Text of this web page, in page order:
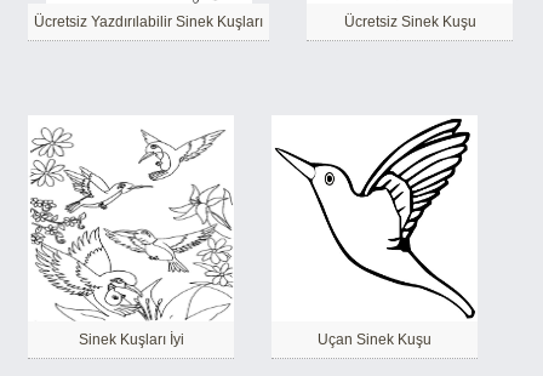
Ücretsiz Yazdırılabilir Sinek Kuşları Ücretsiz Sinek Kuşu
Sinek Kuşları İyi Uçan Sinek Kuşu